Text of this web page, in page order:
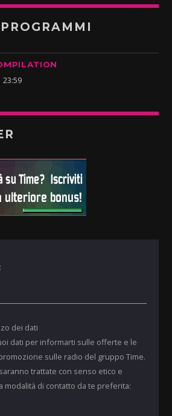
23:59
dei dati
dati per informarti sulle offerte e le
sulle radio del gruppo Time.
trattate con senso etico e
modalità di contatto da te preferita: